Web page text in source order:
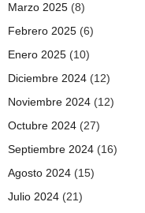
Marzo 2025 (8)
Febrero 2025 (6)
Enero 2025 (10)
Diciembre 2024 (12)
Noviembre 2024 (12)
Octubre 2024 (27)
Septiembre 2024 (16)
Agosto 2024 (15)
Julio 2024 (21)